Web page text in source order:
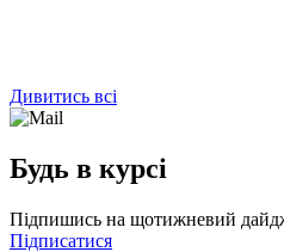
Дивитись всі
Будь в курсі
Підпишись на щотижневий
Підписатися